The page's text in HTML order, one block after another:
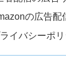
の広告配
イバシーポ